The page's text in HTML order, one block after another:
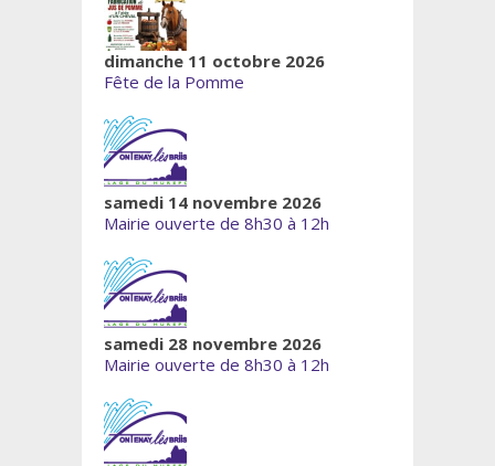
dimanche 11 octobre 2026
Fête de la Pomme
samedi 14 novembre 2026
Mairie ouverte de 8h30 à 12h
samedi 28 novembre 2026
Mairie ouverte de 8h30 à 12h